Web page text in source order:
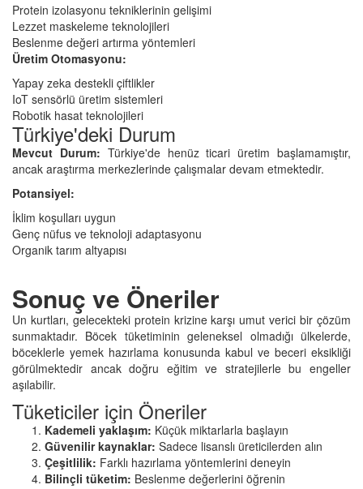
Protein izolasyonu tekniklerinin gelişimi
Lezzet maskeleme teknolojileri
Beslenme değeri artırma yöntemleri
Üretim Otomasyonu:
Yapay zeka destekli çiftlikler
IoT sensörlü üretim sistemleri
Robotik hasat teknolojileri
Türkiye'deki Durum
Mevcut Durum: Türkiye'de henüz ticari üretim başlamamıştır,
ancak araştırma merkezlerinde çalışmalar devam etmektedir.
Potansiyel:
İklim koşulları uygun
Genç nüfus ve teknoloji adaptasyonu
Organik tarım altyapısı
Sonuç ve Öneriler
Un kurtları, gelecekteki protein krizine karşı umut verici bir çözüm
sunmaktadır. Böcek tüketiminin geleneksel olmadığı ülkelerde,
böceklerle yemek hazırlama konusunda kabul ve beceri eksikliği
görülmektedir ancak doğru eğitim ve stratejilerle bu engeller
aşılabilir.
Tüketiciler için Öneriler
Kademeli yaklaşım: Küçük miktarlarla başlayın
Güvenilir kaynaklar: Sadece lisanslı üreticilerden alın
Çeşitlilik: Farklı hazırlama yöntemlerini deneyin
Bilinçli tüketim: Beslenme değerlerini öğrenin